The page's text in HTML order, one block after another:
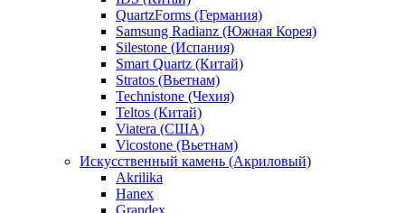
QuartzForms (Германия)
Samsung Radianz (Южная Корея)
Silestone (Испания)
Smart Quartz (Китай)
Stratos (Вьетнам)
Technistone (Чехия)
Teltos (Китай)
Viatera (США)
Vicostone (Вьетнам)
Искусственный камень (Акриловый)
Akrilika
Hanex
Grandex